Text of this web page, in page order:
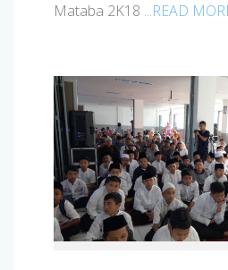
Mataba 2K18 ...READ